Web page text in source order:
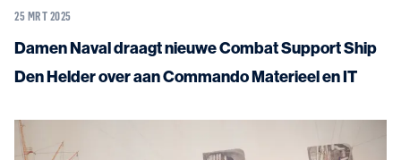
25 MRT 2025
Damen Naval draagt nieuwe Combat Support Ship
Den Helder over aan Commando Materieel en IT